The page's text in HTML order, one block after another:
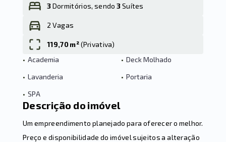
3Dormitórios, sendo3Suítes
2 Vagas
119,70 m²(Privativa)
• Academia • Deck Molhado
• Lavanderia • Portaria
• SPA
Descrição do imóvel
Um empreendimento planejado para oferecer o melhor.
Preço e disponibilidade do imóvel sujeitos a alteração